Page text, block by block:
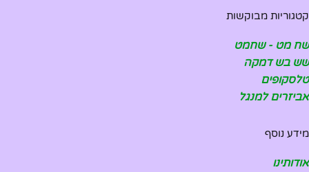
קטגוריות מבוקשות
שח מט - שחמט
שש בש דמקה
טלסקופים
אביזרים למנגל
מידע נוסף
אודותינו